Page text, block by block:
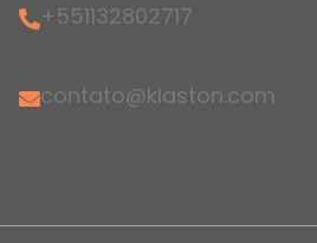
+551132802717
contato@klaston.com